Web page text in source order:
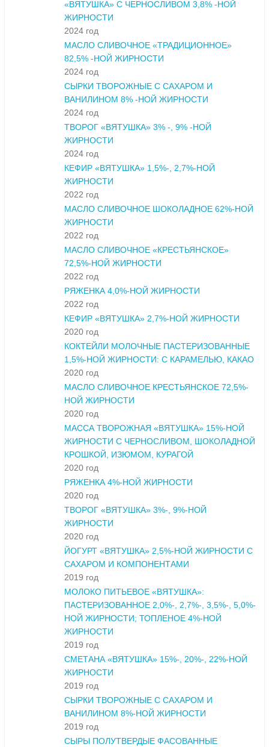
«ВЯТУШКА» С ЧЕРНОСЛИВОМ 3,8% -НОЙ
ЖИРНОСТИ
2024 год
МАСЛО СЛИВОЧНОЕ «ТРАДИЦИОННОЕ»
82,5% -НОЙ ЖИРНОСТИ
2024 год
СЫРКИ ТВОРОЖНЫЕ С САХАРОМ И
ВАНИЛИНОМ 8% -НОЙ ЖИРНОСТИ
2024 год
ТВОРОГ «ВЯТУШКА» 3% -, 9% -НОЙ
ЖИРНОСТИ
2024 год
КЕФИР «ВЯТУШКА» 1,5%-, 2,7%-НОЙ
ЖИРНОСТИ
2022 год
МАСЛО СЛИВОЧНОЕ ШОКОЛАДНОЕ 62%-НОЙ
ЖИРНОСТИ
2022 год
МАСЛО СЛИВОЧНОЕ «КРЕСТЬЯНСКОЕ»
72,5%-НОЙ ЖИРНОСТИ
2022 год
РЯЖЕНКА 4,0%-НОЙ ЖИРНОСТИ
2022 год
КЕФИР «ВЯТУШКА» 2,7%-НОЙ ЖИРНОСТИ
2020 год
КОКТЕЙЛИ МОЛОЧНЫЕ ПАСТЕРИЗОВАННЫЕ
1,5%-НОЙ ЖИРНОСТИ: С КАРАМЕЛЬЮ, КАКАО
2020 год
МАСЛО СЛИВОЧНОЕ КРЕСТЬЯНСКОЕ 72,5%-
НОЙ ЖИРНОСТИ
2020 год
МАССА ТВОРОЖНАЯ «ВЯТУШКА» 15%-НОЙ
ЖИРНОСТИ С ЧЕРНОСЛИВОМ, ШОКОЛАДНОЙ
КРОШКОЙ, ИЗЮМОМ, КУРАГОЙ
2020 год
РЯЖЕНКА 4%-НОЙ ЖИРНОСТИ
2020 год
ТВОРОГ «ВЯТУШКА» 3%-, 9%-НОЙ
ЖИРНОСТИ
2020 год
ЙОГУРТ «ВЯТУШКА» 2,5%-НОЙ ЖИРНОСТИ С
САХАРОМ И КОМПОНЕНТАМИ
2019 год
МОЛОКО ПИТЬЕВОЕ «ВЯТУШКА»:
ПАСТЕРИЗОВАННОЕ 2,0%-, 2,7%-, 3,5%-, 5,0%-
НОЙ ЖИРНОСТИ; ТОПЛЕНОЕ 4%-НОЙ
ЖИРНОСТИ
2019 год
СМЕТАНА «ВЯТУШКА» 15%-, 20%-, 22%-НОЙ
ЖИРНОСТИ
2019 год
СЫРКИ ТВОРОЖНЫЕ С САХАРОМ И
ВАНИЛИНОМ 8%-НОЙ ЖИРНОСТИ
2019 год
СЫРЫ ПОЛУТВЕРДЫЕ ФАСОВАННЫЕ